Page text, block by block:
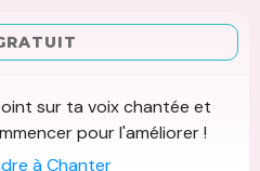
sur ta voix chantée et
pour l'améliorer !